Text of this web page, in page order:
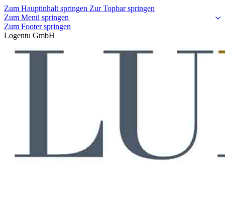
Zum Hauptinhalt springen Zur Topbar springen
Zum Menü springen
Zum Footer springen
Logentu GmbH